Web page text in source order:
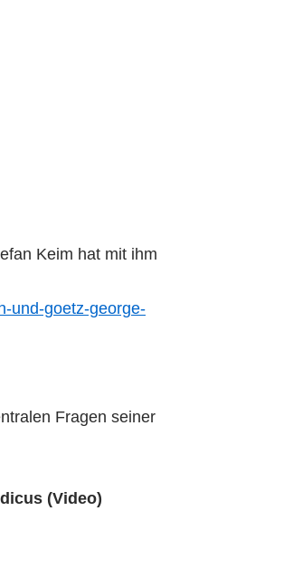
Keim hat mit ihm
und-goetz-george-
Fragen seiner
(Video)